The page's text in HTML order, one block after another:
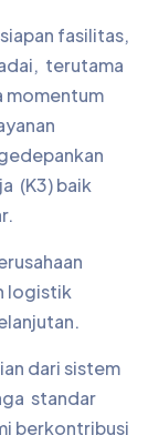
fasilitas,
terutama
momentum
(K3) baik
logistik
dari sistem
standar
berkontribusi